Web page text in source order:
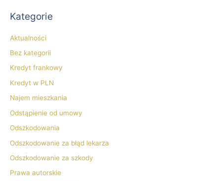
Kategorie
Aktualności
Bez kategorii
Kredyt frankowy
Kredyt w PLN
Najem mieszkania
Odstąpienie od umowy
Odszkodowania
Odszkodowanie za błąd lekarza
Odszkodowanie za szkody
Prawa autorskie